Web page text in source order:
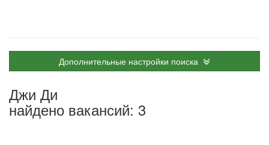
Дополнительные настройки поиска
Джи Ди
найдено вакансий: 3